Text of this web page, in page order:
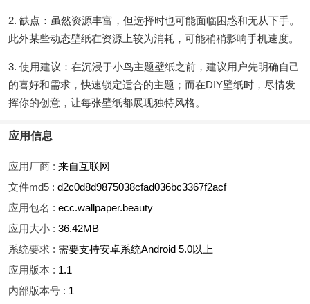
2. 缺点：虽然资源丰富，但选择时也可能面临困惑和无从下手。
此外某些动态壁纸在资源上较为消耗，可能稍稍影响手机速度。
3. 使用建议：在沉浸于小鸟主题壁纸之前，建议用户先明确自己
的喜好和需求，快速锁定适合的主题；而在DIY壁纸时，尽情发
挥你的创意，让每张壁纸都展现独特风格。
应用信息
应用厂商 : 来自互联网
文件md5 : d2c0d8d9875038cfad036bc3367f2acf
应用包名 : ecc.wallpaper.beauty
应用大小 : 36.42MB
系统要求 : 需要支持安卓系统Android 5.0以上
应用版本 : 1.1
内部版本号 : 1